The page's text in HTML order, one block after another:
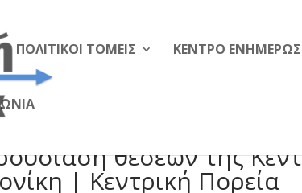
ΠΟΛΙΤΙΚΟΙ ΤΟΜΕΙΣ ΚΕΝΤΡΟ
θέσεων της
| Κεντρική Πορεία